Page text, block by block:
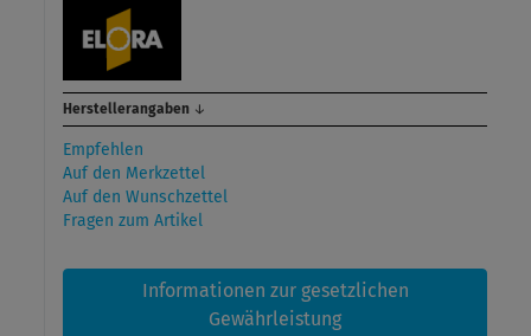
Herstellerangaben ↓
Empfehlen
Auf den Merkzettel
Auf den Wunschzettel
Fragen zum Artikel
Informationen zur gesetzlichen
Gewährleistung